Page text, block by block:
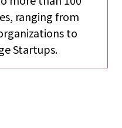
ranging from
to
Startups.